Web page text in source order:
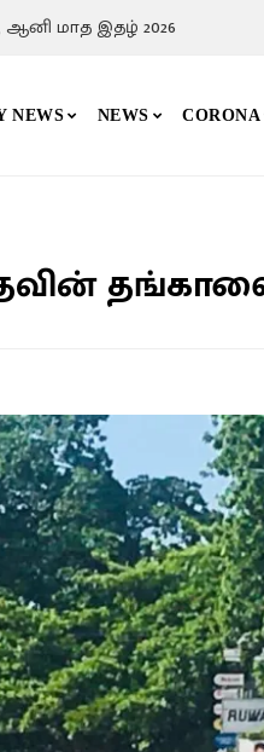
மாத இதழ் 2026
NEWS NEWS CORONA
தங்காலை